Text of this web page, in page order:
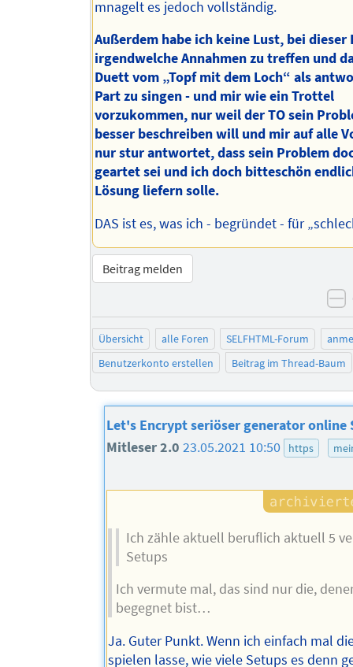
mnagelt es jedoch vollständig.
Außerdem habe ich keine Lust, bei dieser
irgendwelche Annahmen zu treffen und
Duett vom „Topf mit dem Loch“ als
Part zu singen - und mir wie ein Trottel
vorzukommen, nur weil der TO sein
besser beschreiben will und mir auf alle
nur stur antwortet, dass sein Problem
geartet sei und ich doch bitteschön
Lösung liefern solle.
DAS ist es, was ich - begründet - für
Beitrag melden
Übersicht alle Foren SELFHTML-Forum
Benutzerkonto erstellen
Beitrag im Thread-Baum
Let's Encrypt seriöser generator online
Mitleser 2.0 23.05.2021 10:50 https
Ich zähle aktuell beruflich aktuell 5
Setups
Ich vermute mal, das sind nur die,
begegnet bist…
Ja. Guter Punkt. Wenn ich einfach mal
spielen lasse, wie viele Setups es denn